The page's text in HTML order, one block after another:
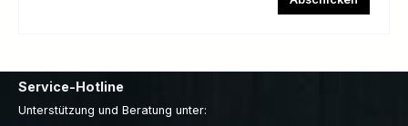
Service-Hotline
Unterstützung und Beratung unter: